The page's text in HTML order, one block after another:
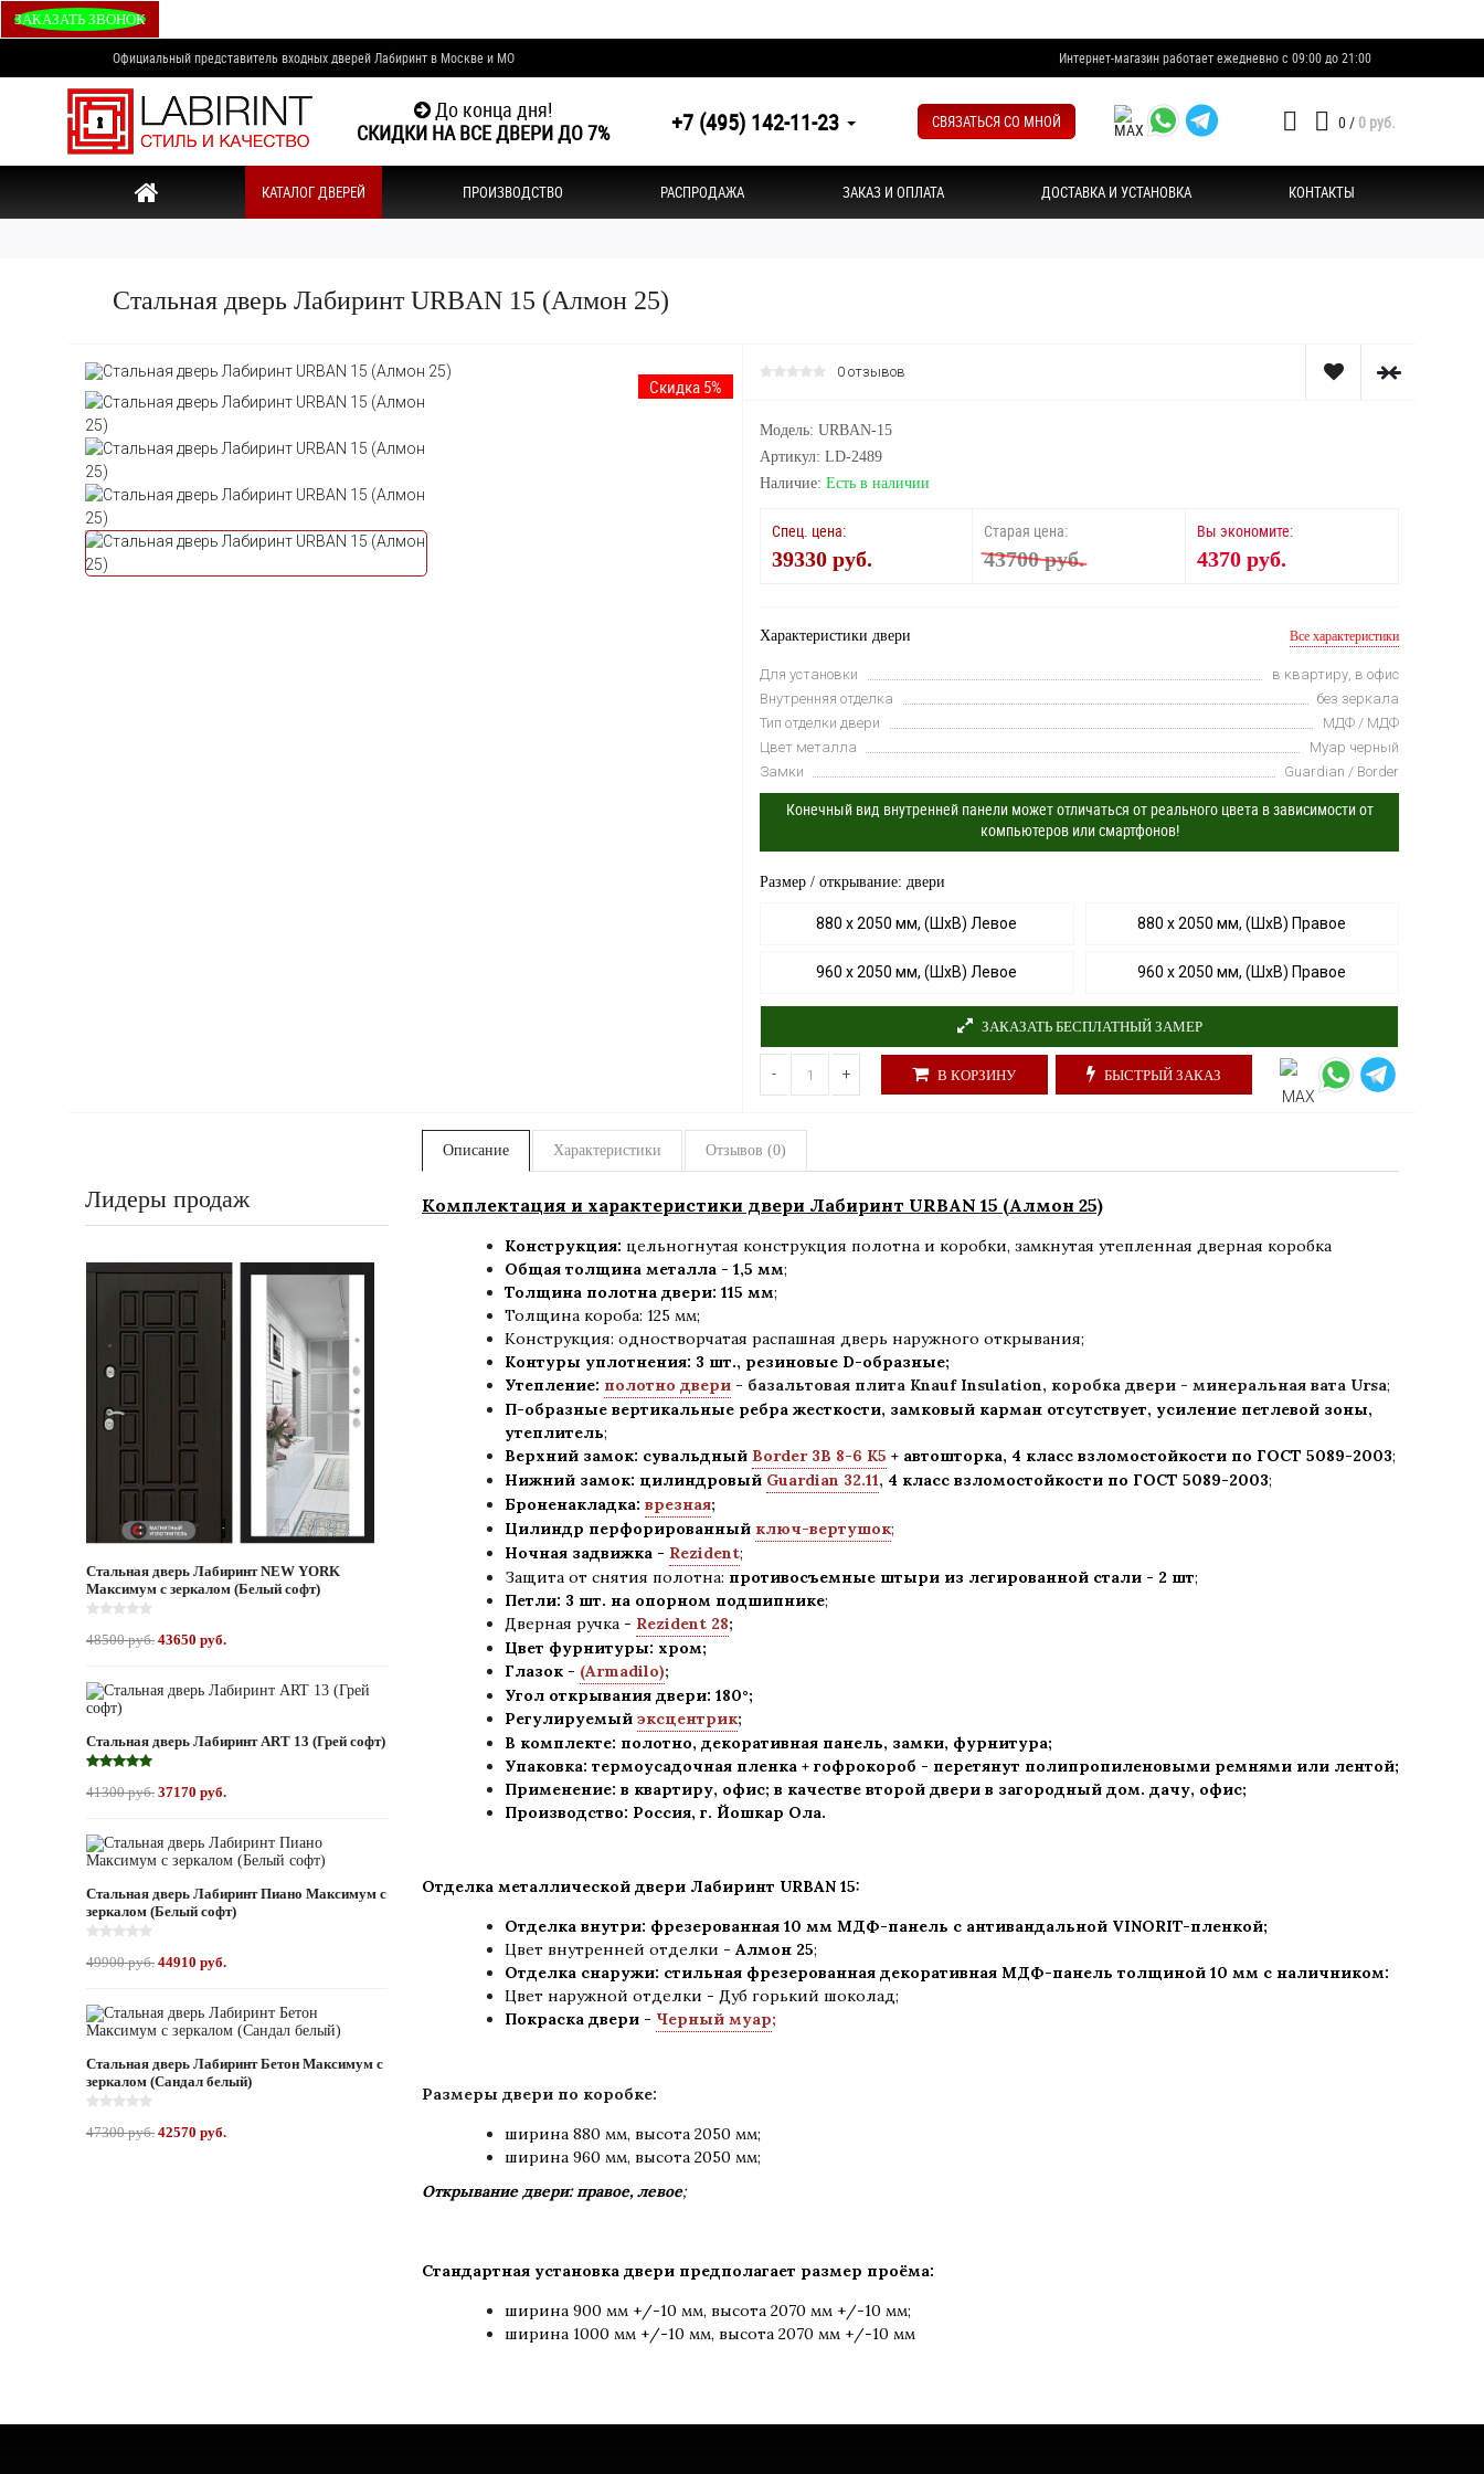
ЗАКАЗАТЬ ЗВОНОК
Официальный представитель входных дверей Лабиринт в Москве и МО Интернет-магазин работает ежедневно с 09:00 до 21:00
До конца дня!
СКИДКИ НА ВСЕ ДВЕРИ ДО 7%
+7 (495) 142-11-23 СВЯЗАТЬСЯ СО МНОЙ 0/ 0 руб.
КАТАЛОГ ДВЕРЕЙ ПРОИЗВОДСТВО РАСПРОДАЖА ЗАКАЗ И ОПЛАТА ДОСТАВКА И УСТАНОВКА КОНТАКТЫ
Стальная дверь Лабиринт URBAN 15 (Алмон 25)
Скидка 5%
0 отзывов
Модель: URBAN-15
Артикул: LD-2489
Наличие: Есть в наличии
Спец. цена:
39330 руб.
Старая цена:
43700 руб.
Вы экономите:
4370 руб.
Характеристики двери Все характеристики
Для установки
в квартиру, в офис
Внутренняя отделка
без зеркала
Тип отделки двери
МДФ / МДФ
Цвет металла
Муар черный
Замки
Guardian / Border
Конечный вид внутренней панели может отличаться от реального цвета в зависимости от
компьютеров или смартфонов!
Размер / открывание: двери
880 х 2050 мм, (ШхВ) Левое 880 х 2050 мм, (ШхВ) Правое
960 х 2050 мм, (ШхВ) Левое 960 х 2050 мм, (ШхВ) Правое
ЗАКАЗАТЬ БЕСПЛАТНЫЙ ЗАМЕР
- + В КОРЗИНУ БЫСТРЫЙ ЗАКАЗ
Лидеры продаж
Стальная дверь Лабиринт NEW YORK
Максимум с зеркалом (Белый софт)
48500 руб. 43650 руб.
Стальная дверь Лабиринт ART 13 (Грей софт)
41300 руб. 37170 руб.
Стальная дверь Лабиринт Пиано Максимум с
зеркалом (Белый софт)
49900 руб. 44910 руб.
Стальная дверь Лабиринт Бетон Максимум с
зеркалом (Сандал белый)
47300 руб. 42570 руб.
Описание Характеристики Отзывов (0)
Комплектация и характеристики двери Лабиринт URBAN 15 (Алмон 25)
Конструкция: цельногнутая конструкция полотна и коробки, замкнутая утепленная дверная коробка
Общая толщина металла - 1,5 мм;
Толщина полотна двери: 115 мм;
Толщина короба: 125 мм;
Конструкция: одностворчатая распашная дверь наружного открывания;
Контуры уплотнения: 3 шт., резиновые D-образные;
Утепление: полотно двери - базальтовая плита Knauf Insulation, коробка двери - минеральная вата Ursa;
П-образные вертикальные ребра жесткости, замковый карман отсутствует, усиление петлевой зоны,
утеплитель;
Верхний замок: сувальдный Border 3B 8-6 K5 + автошторка, 4 класс взломостойкости по ГОСТ 5089-2003;
Нижний замок: цилиндровый Guardian 32.11, 4 класс взломостойкости по ГОСТ 5089-2003;
Броненакладка: врезная;
Цилиндр перфорированный ключ-вертушок;
Ночная задвижка - Rezident;
Защита от снятия полотна: противосъемные штыри из легированной стали - 2 шт;
Петли: 3 шт. на опорном подшипнике;
Дверная ручка - Rezident 28;
Цвет фурнитуры: хром;
Глазок - (Armadilo);
Угол открывания двери: 180°;
Регулируемый эксцентрик;
В комплекте: полотно, декоративная панель, замки, фурнитура;
Упаковка: термоусадочная пленка + гофрокороб - перетянут полипропиленовыми ремнями или лентой;
Применение: в квартиру, офис; в качестве второй двери в загородный дом. дачу, офис;
Производство: Россия, г. Йошкар Ола.
Отделка металлической двери Лабиринт URBAN 15:
Отделка внутри: фрезерованная 10 мм МДФ-панель с антивандальной VINORIT-пленкой;
Цвет внутренней отделки - Алмон 25;
Отделка снаружи: стильная фрезерованная декоративная МДФ-панель толщиной 10 мм с наличником:
Цвет наружной отделки - Дуб горький шоколад;
Покраска двери - Черный муар;
Размеры двери по коробке:
ширина 880 мм, высота 2050 мм;
ширина 960 мм, высота 2050 мм;
Открывание двери: правое, левое;
Стандартная установка двери предполагает размер проёма:
ширина 900 мм +/-10 мм, высота 2070 мм +/-10 мм;
ширина 1000 мм +/-10 мм, высота 2070 мм +/-10 мм